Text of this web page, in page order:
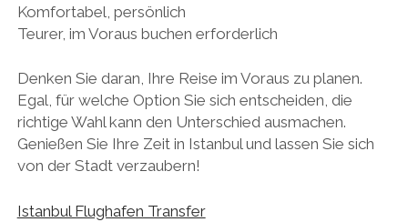
Komfortabel, persönlich
Teurer, im Voraus buchen erforderlich
Denken Sie daran, Ihre Reise im Voraus zu planen.
Egal, für welche Option Sie sich entscheiden, die
richtige Wahl kann den Unterschied ausmachen.
Genießen Sie Ihre Zeit in Istanbul und lassen Sie sich
von der Stadt verzaubern!
Istanbul Flughafen Transfer